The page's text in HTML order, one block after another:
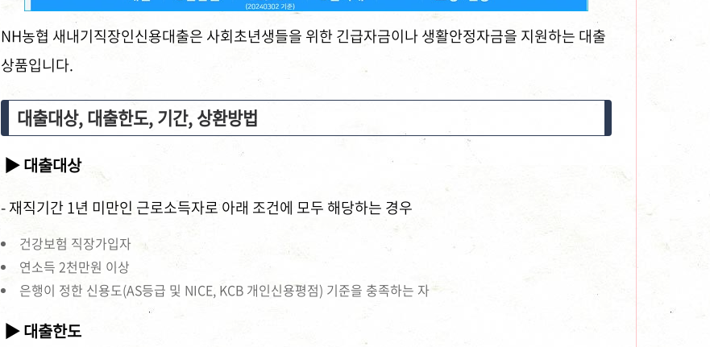
NH농협 새내기직장인신용대출은 사회초년생들을 위한 긴급자금이나 생활안정자금을 지원하는 대출
상품입니다.
대출대상, 대출한도, 기간, 상환방법
▶ 대출대상
- 재직기간 1년 미만인 근로소득자로 아래 조건에 모두 해당하는 경우
건강보험 직장가입자
연소득 2천만원 이상
은행이 정한 신용도(AS등급 및 NICE, KCB 개인신용평점) 기준을 충족하는 자
▶ 대출한도